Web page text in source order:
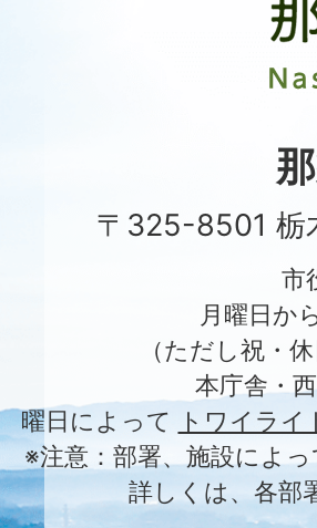
原
市
〒325-8501 栃
市
月曜日か
（ただし祝・
本庁舎・
曜日によって
トワイラ
※注意：部署、施設によ
詳しくは、各部